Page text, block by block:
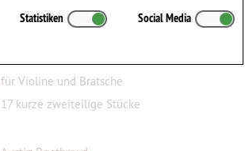
Notenbüchlein für Anna Magdalena Bach
(1725)
für Violine und Bratsche
17 kurze zweiteilige Stücke
Statistiken Social Media